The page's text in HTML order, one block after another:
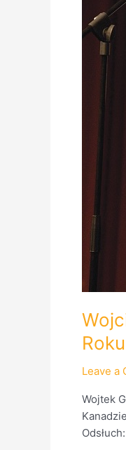
Leave a
Wojtek